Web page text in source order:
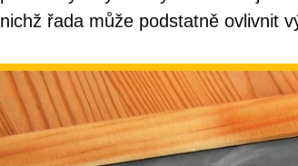
nichž řada může podstatně ovlivnit